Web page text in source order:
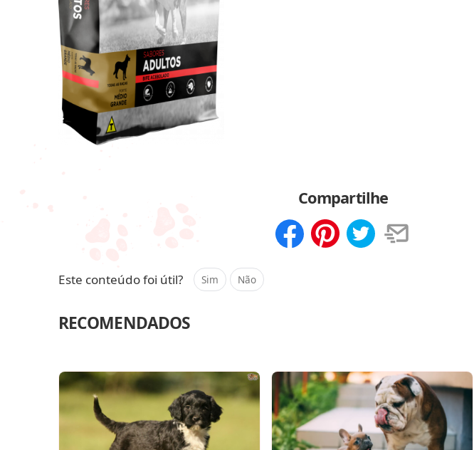
Compartilhe
Este conteúdo foi útil? Sim Não
RECOMENDADOS